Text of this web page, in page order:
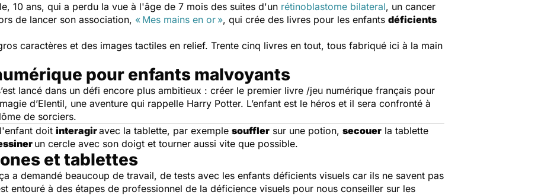
10 ans, qui a perdu la vue à l'âge de 7 mois des suites d'un rétinoblastome bilateral, un cancer
de lancer son association, « Mes mains en or », qui crée des livres pour les enfants déficients
caractères et des images tactiles en relief. Trente cinq livres en tout, tous fabriqué ici à la main
pour enfants malvoyants
lancé dans un défi encore plus ambitieux : créer le premier livre /jeu numérique français pour
d’Elentil, une aventure qui rappelle Harry Potter. L’enfant est le héros et il sera confronté à
de sorciers.
doit interagiravec la tablette, par exemple souffler sur une potion, secouer la tablette
un cercle avec son doigt et tourner aussi vite que possible.
et tablettes
a demandé beaucoup de travail, de tests avec les enfants déficients visuels car ils ne savent pas
entouré à des étapes de professionnel de la déficience visuels pour nous conseiller sur les